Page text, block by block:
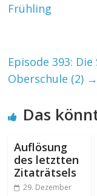
Frühling
Episode 393:
Oberschule (2) →
Das
Auflösung
des letztten
Zitaträtsels
29. Dezember